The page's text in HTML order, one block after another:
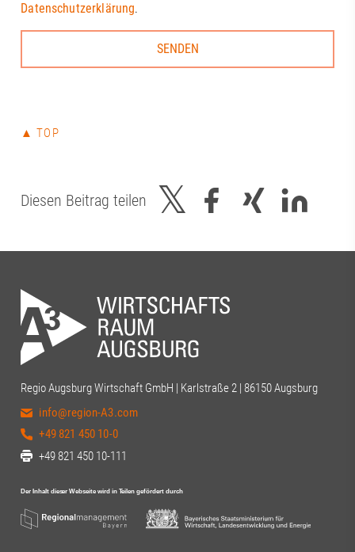
Datenschutzerklärung.
▲ TOP
Diesen Beitrag teilen
Regio Augsburg Wirtschaft GmbH | Karlstraße 2 | 86150 Augsburg
info@region-A3.com
+49 821 450 10-0
+49 821 450 10-111